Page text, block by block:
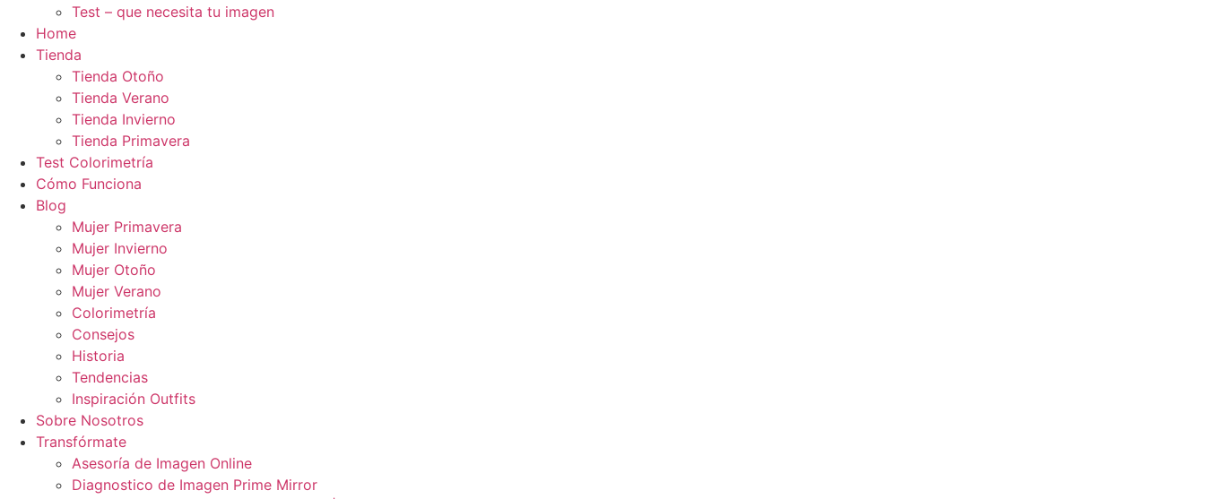
Test – que necesita tu imagen
Home
Tienda
Tienda Otoño
Tienda Verano
Tienda Invierno
Tienda Primavera
Test Colorimetría
Cómo Funciona
Blog
Mujer Primavera
Mujer Invierno
Mujer Otoño
Mujer Verano
Colorimetría
Consejos
Historia
Tendencias
Inspiración Outfits
Sobre Nosotros
Transfórmate
Asesoría de Imagen Online
Diagnostico de Imagen Prime Mirror